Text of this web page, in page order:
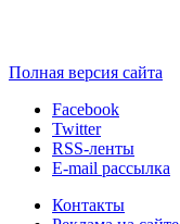
Полная версия сайта
Facebook
Twitter
RSS-ленты
E-mail рассылка
Контакты